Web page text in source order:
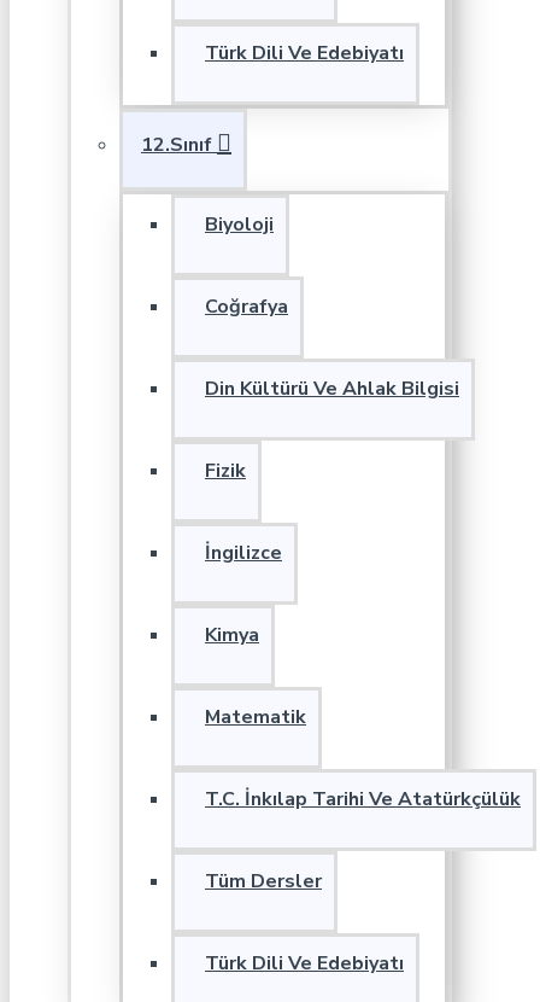
Türk Dili Ve Edebiyatı
12.Sınıf
Biyoloji
Coğrafya
Din Kültürü Ve Ahlak Bilgisi
Fizik
İngilizce
Kimya
Matematik
T.C. İnkılap Tarihi Ve Atatürkçülük
Tüm Dersler
Türk Dili Ve Edebiyatı